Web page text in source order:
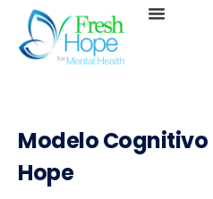
Modelo Cognitivo
Hope